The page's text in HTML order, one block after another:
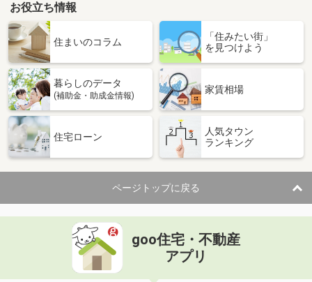
お役立ち情報
住まいのコラム
「住みたい街」
を見つけよう
暮らしのデータ
(補助金・助成金情報)
家賃相場
住宅ローン
人気タウン
ランキング
ページトップに戻る
goo住宅・不動産
アプリ